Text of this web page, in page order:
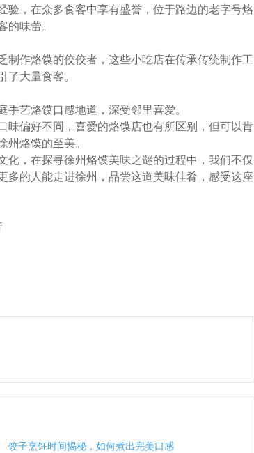
验，在众多食客中享有盛誉，位于路边的老字号烙
的味蕾。
作烙馍的佼佼者，这些小吃店在传承传统制作工
了大量食客。
艺烙馍口感地道，深受邻里喜爱。
味偏好不同，喜爱的烙馍店也有所区别，但可以肯
州烙馍的至美。
，在探寻徐州烙馍美味之谜的过程中，我们不仅
多的人能走进徐州，品尝这道美味佳肴，感受这座
饺子烹饪时间揭秘，如何煮出完美口感